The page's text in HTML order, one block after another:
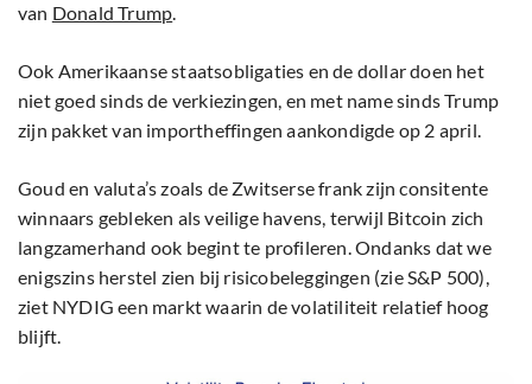
van Donald Trump.
Ook Amerikaanse staatsobligaties en de dollar doen het
niet goed sinds de verkiezingen, en met name sinds Trump
zijn pakket van importheffingen aankondigde op 2 april.
Goud en valuta’s zoals de Zwitserse frank zijn consitente
winnaars gebleken als veilige havens, terwijl Bitcoin zich
langzamerhand ook begint te profileren. Ondanks dat we
enigszins herstel zien bij risicobeleggingen (zie S&P 500),
ziet NYDIG een markt waarin de volatiliteit relatief hoog
blijft.